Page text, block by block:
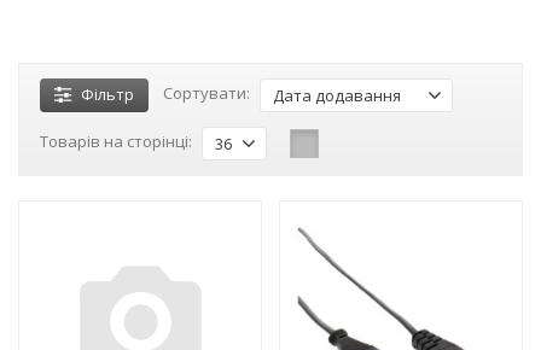
Фільтр Сортувати: Дата додавання
Товарів на сторінці: 36